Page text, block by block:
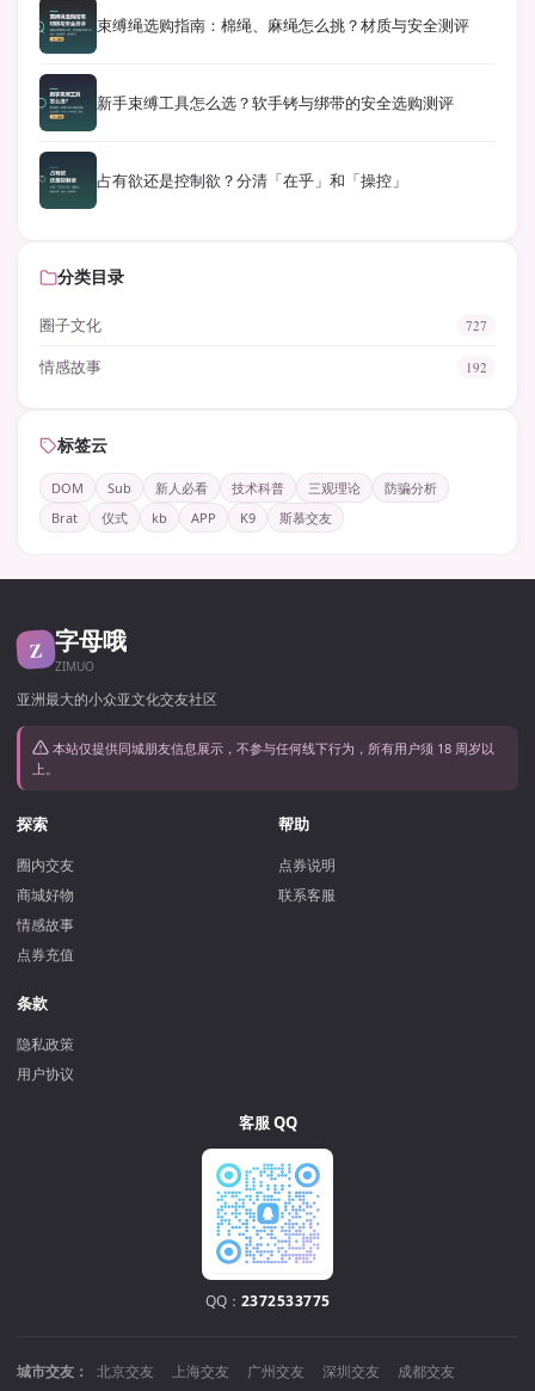
束缚绳选购指南：棉绳、麻绳怎么挑？材质与安全测评
新手束缚工具怎么选？软手铐与绑带的安全选购测评
占有欲还是控制欲？分清「在乎」和「操控」
分类目录
圈子文化 727
情感故事 192
标签云
DOM Sub 新人必看 技术科普 三观理论
防骗分析
Brat
仪式 kb APP K9 斯慕交友
Z 字母哦
ZIMUO
亚洲最大的小众亚文化交友社区
本站仅提供同城朋友信息展示，不参与任何线下行为，所有用户须 18 周岁以
上。
探索
圈内交友
商城好物
情感故事
点券充值
帮助
点券说明
联系客服
条款
隐私政策
用户协议
客服 QQ
QQ： 2372533775
城市交友： 北京交友 上海交友 广州交友 深圳交友 成都交友